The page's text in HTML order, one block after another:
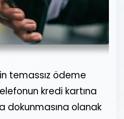
temassız ödeme
kredi kartına
dokunmasına olanak